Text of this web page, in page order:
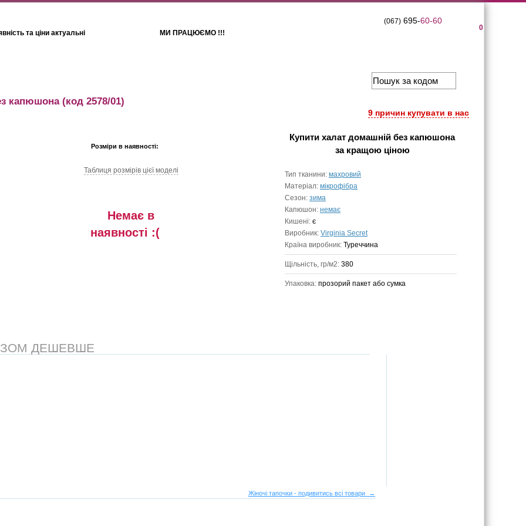
та ціни актуальні МИ ПРАЦЮЄМО !!!
0
(067)695-60-60
9 причин купувати в нас
капюшона(код 2578/01)
Розміри в наявності:
Таблиця розмiрiв цiєї моделi
Немає в
наявностi :(
Купити халат домашній без капюшона
за кращою ціною
Тип тканини: махровий
Матеріал: мікрофібра
Сезон: зима
Капюшон: немає
Кишені: є
Виробник: Virginia Secret
Країна виробник: Туреччина
Щільність, гр/м2: 380
Упаковка: прозорий пакет або сумка
ДЕШЕВШЕ
Жіночі тапочки - подивитись всі товари →